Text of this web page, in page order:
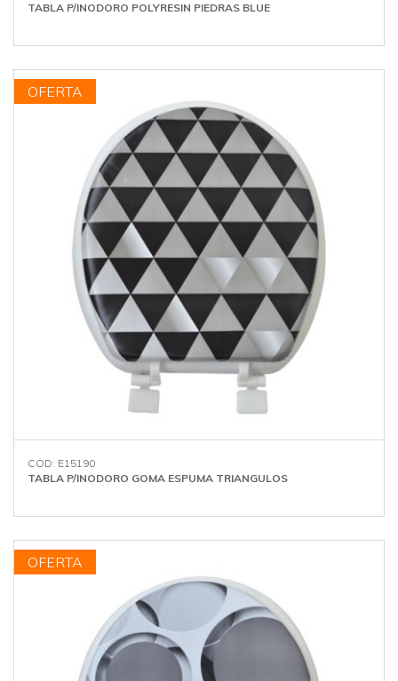
TABLA P/INODORO POLYRESIN PIEDRAS BLUE
OFERTA
COD: E15190
TABLA P/INODORO GOMA ESPUMA TRIANGULOS
OFERTA